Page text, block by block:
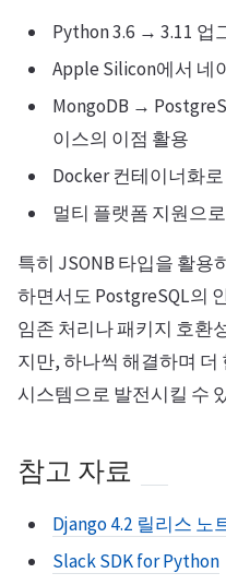
Python 3.6 → 3.11 업
Apple Silicon에서 네
MongoDB →
이스의 이점 활용
Docker 컨테이너화
멀티 플랫폼 지원으
특히 JSONB 타입을 활용
하면서도 PostgreSQL의
임존 처리나 패키지 호환
지만, 하나씩 해결하며
시스템으로 발전시킬 수
참고 자료
Django 4.2 릴리스 노
Slack SDK for Python